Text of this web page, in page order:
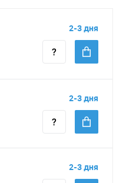
2-3 дня
2-3 дня
2-3 дня